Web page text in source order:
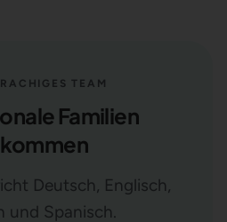
TEAM
Familien
Deutsch, Englisch,
und Spanisch.